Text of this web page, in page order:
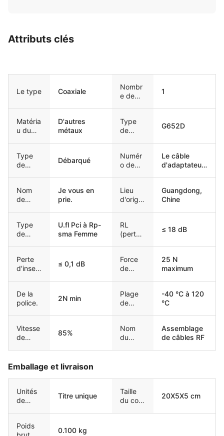
Attributs clés
Le type Coaxiale
Nombr
e de
1
Matéria
u du
D'autres
métaux
Type
de
G652D
Type
de
Débarqué
Numér
o de
Le câble
d'adaptateur
Nom
de
Je vous en
prie.
Lieu
d'origin
Guangdong,
Chine
Type
de
U.fl Pci à Rp-
sma Femme
RL
(perte
ent)
≤ 18 dB
Perte
d'insert
≤ 0,1 dB
Force
de
25 N
maximum
De la
police.
2N min
Plage
de
-40 °C à 120
°C
Vitesse
de
85%
Nom
du
Assemblage
de câbles RF
Emballage et livraison
Unités
de
Titre unique
Taille
du colis
20X5X5 cm
Poids
0.100 kg